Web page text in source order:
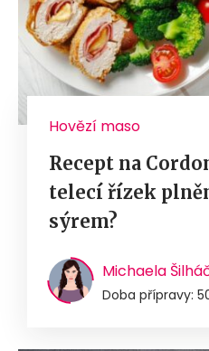
Hovězí maso
Recept na
telecí řízek
sýrem?
Michaela
Doba přípravy: